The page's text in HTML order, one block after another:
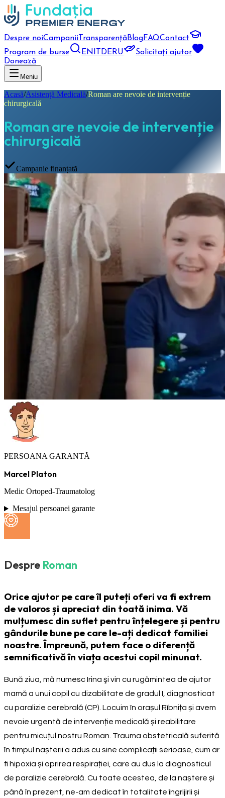
Despre noiCampanii TransparențăBlogFAQContact
Program de burse
EN DERU
Solicitați ajutor
Donează
Meniu
Acasă/Asistență Medicală/Roman are nevoie de intervenție
chirurgicală
Roman are nevoie de intervenție
chirurgicală
Campanie finanțată
PERSOANA GARANTĂ
Marcel Platon
Medic Ortoped-Traumatolog
Mesajul persoanei garante
Despre Roman
Orice ajutor pe care îl puteți oferi va fi extrem
de valoros și apreciat din toată inima. Vă
mulțumesc din suflet pentru înțelegere și pentru
gândurile bune pe care le-ați dedicat familiei
noastre. Împreună, putem face o diferență
semnificativă în viața acestui copil minunat.
Bună ziua, mă numesc Irina şi vin cu rugămintea de ajutor
mamă a unui copil cu dizabilitate de gradul I, diagnosticat
cu paralizie cerebrală (CP). Locuim în orașul Rîbnița și avem
nevoie urgentă de intervenție medicală și reabilitare
pentru micuțul nostru Roman. Trauma obstetricală suferită
în timpul nașterii a adus cu sine complicații serioase, cum ar
fi hipoxia și oprirea respirației, care au dus la diagnosticul
de paralizie cerebrală. Cu toate acestea, de la naștere și
până în prezent, ne-am dedicat în totalitate îngrijirii și